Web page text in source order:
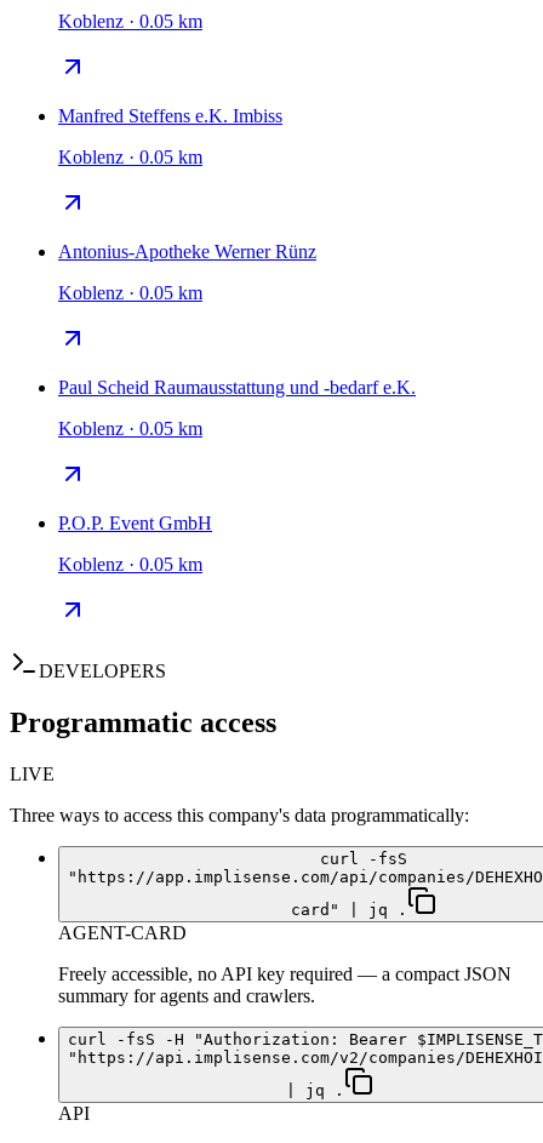
Koblenz · 0.05 km
Manfred Steffens e.K. Imbiss
Koblenz · 0.05 km
Antonius-Apotheke Werner Rünz
Koblenz · 0.05 km
Paul Scheid Raumausstattung und -bedarf e.K.
Koblenz · 0.05 km
P.O.P. Event GmbH
Koblenz · 0.05 km
DEVELOPERS
Programmatic access
LIVE
Three ways to access this company's data programmatically:
curl -fsS
"https://app.implisense.com/api/companies/
card" | jq .
AGENT-CARD
Freely accessible, no API key required — a compact JSON
summary for agents and crawlers.
curl -fsS -H "Authorization: Bearer
"https://api.implisense.com/v2/companies/
| jq .
API